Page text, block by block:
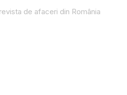
de afaceri din România